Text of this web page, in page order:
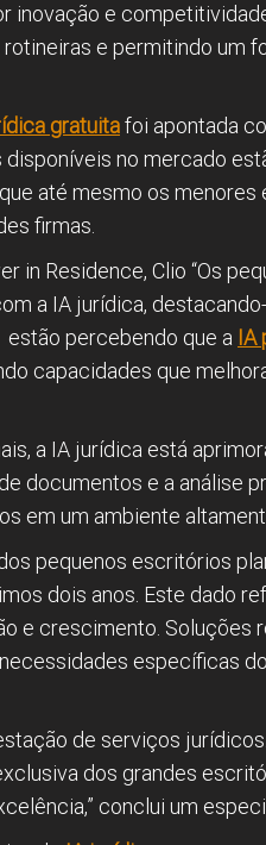
inovação e
e permitindo um
gratuitafoi apontada
disponíveis no mercado
até mesmo os
firmas.
in Residence, Clio “Os
a IA jurídica,
percebendo que a IA
capacidades que
a IA jurídica está
documentos e a análise
em um ambiente
pequenos escritórios
dois anos. Este dado
e crescimento. Soluções
específicas
de serviços
dos grandes
conclui um